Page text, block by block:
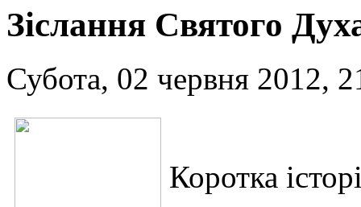
Зіслання Святого
Субота, 02 червня 2012,
Коротка